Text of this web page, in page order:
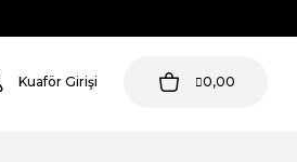
Kuaför Girişi 0,00